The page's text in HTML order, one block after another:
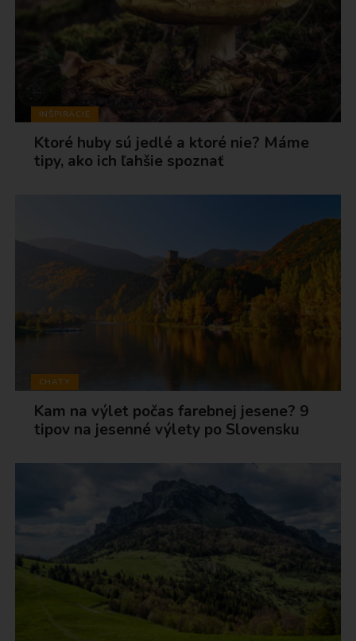
INŠPIRÁCIE
Ktoré huby sú jedlé a ktoré nie? Máme
tipy, ako ich ľahšie spoznať
CHATY
Kam na výlet počas farebnej jesene? 9
tipov na jesenné výlety po Slovensku